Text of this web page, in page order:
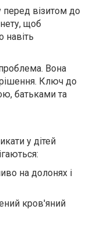
перед візитом до
щоб
навіть
Вона
Ключ до
батьками та
у дітей
на долонях і
кров'яний